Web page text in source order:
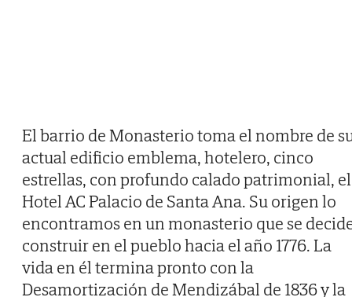
El barrio de Monasterio toma el nombre de
actual edificio emblema, hotelero, cinco
estrellas, con profundo calado patrimonial, el
Hotel AC Palacio de Santa Ana. Su origen lo
encontramos en un monasterio que se
construir en el pueblo hacia el año 1776. La
vida en él termina pronto con la
Desamortización de Mendizábal de 1836 y la